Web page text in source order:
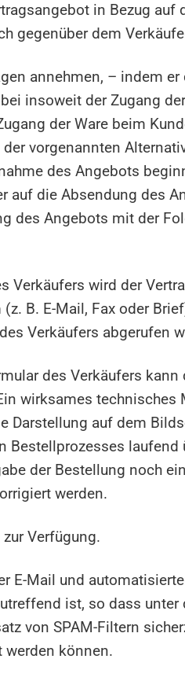
in Bezug auf
gegenüber dem
annehmen, – indem
insoweit der Zugang
der Ware beim
vorgenannten
des Angebots
die Absendung des
des Angebots mit der
wird der
B. E-Mail, Fax oder
Verkäufers abgerufen
des Verkäufers
wirksames
auf dem
der Bestellung noch
werden.
Verfügung.
Mail und
ist, so dass
von SPAM-Filtern
können.